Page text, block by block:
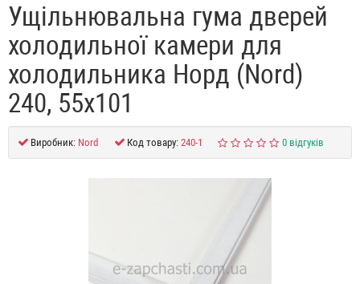
Ущільнювальна гума дверей
холодильної камери для
холодильника Норд (Nord)
240, 55x101
Виробник: Nord Код товару: 240-1 0 відгуків